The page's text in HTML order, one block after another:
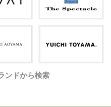
ンドから検索